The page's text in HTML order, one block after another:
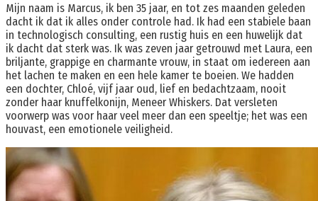
Mijn naam is Marcus, ik ben 35 jaar, en tot zes maanden geleden
dacht ik dat ik alles onder controle had. Ik had een stabiele baan
in technologisch consulting, een rustig huis en een huwelijk dat
ik dacht dat sterk was. Ik was zeven jaar getrouwd met Laura, een
briljante, grappige en charmante vrouw, in staat om iedereen aan
het lachen te maken en een hele kamer te boeien. We hadden
een dochter, Chloé, vijf jaar oud, lief en bedachtzaam, nooit
zonder haar knuffelkonijn, Meneer Whiskers. Dat versleten
voorwerp was voor haar veel meer dan een speeltje; het was een
houvast, een emotionele veiligheid.